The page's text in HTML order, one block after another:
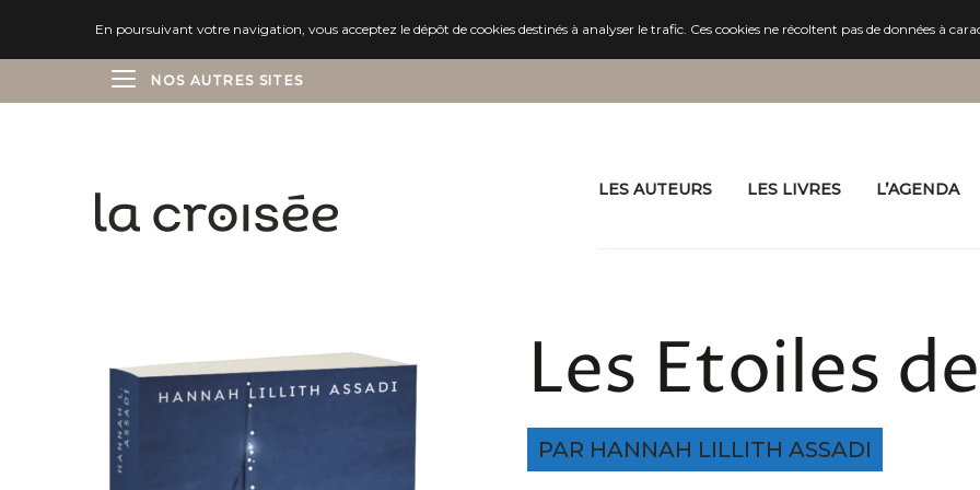
En poursuivant votre navigation, vous acceptez le dépôt de cookies destinés à analyser le trafic. Ces cookies ne récoltent pas de données à
NOS AUTRES SITES
LES AUTEURS LES LIVRES L’AGENDA
Les Étoiles
PAR HANNAH LILLITH ASSADI